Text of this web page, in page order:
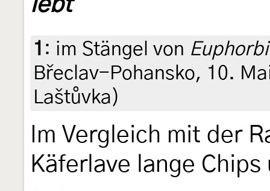
lebt
1 : im Stängel von
Břeclav-Pohansko, 10.
Laštůvka)
Im Vergleich mit der
Käferlave lange